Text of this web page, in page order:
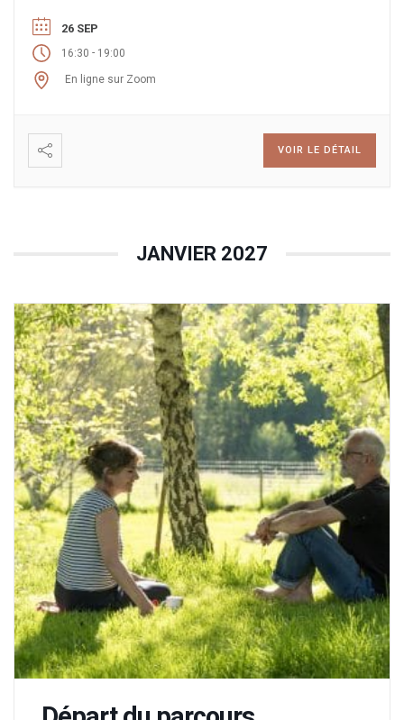
de la Grande Ecoute et la formation de Praticien
Focusing en Présence.
26 SEP
16:30 - 19:00
En ligne sur Zoom
VOIR LE DÉTAIL
JANVIER 2027